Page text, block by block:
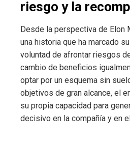
riesgo y la
Desde la perspectiva de Elon
una historia que ha marcado
voluntad de afrontar riesgos
cambio de beneficios
optar por un esquema sin
objetivos de gran alcance, el
su propia capacidad para
decisivo en la compañía y en